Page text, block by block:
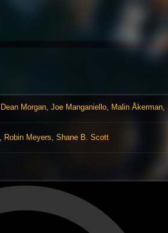
Morgan, Joe Manganiello, Malin Åkerman,
, Robin Meyers, Shane B. Scott